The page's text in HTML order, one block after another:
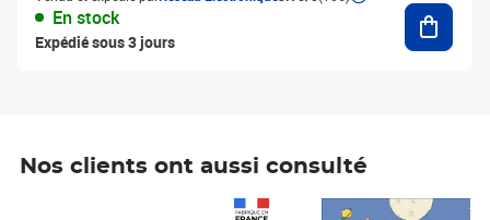
En stock
Expédié sous 3 jours
Nos clients ont aussi consulté
Prix 7,50€